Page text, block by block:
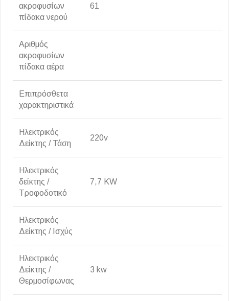
ακροφυσίων
πίδακα νερού
61
Αριθμός
ακροφυσίων
πίδακα αέρα
Επιπρόσθετα
χαρακτηριστικά
Ηλεκτρικός
Δείκτης / Τάση
220v
Ηλεκτρικός
δείκτης /
Τροφοδοτικό
7,7 KW
Ηλεκτρικός
Δείκτης / Ισχύς
Ηλεκτρικός
Δείκτης /
Θερμοσίφωνας
3 kw